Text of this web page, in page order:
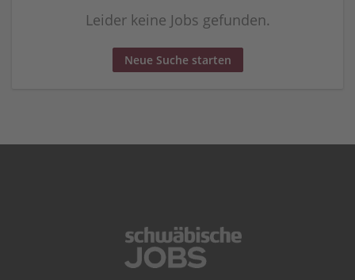
Leider keine Jobs gefunden.
Neue Suche starten